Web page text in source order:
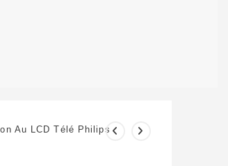
Au LCD Télé Philips